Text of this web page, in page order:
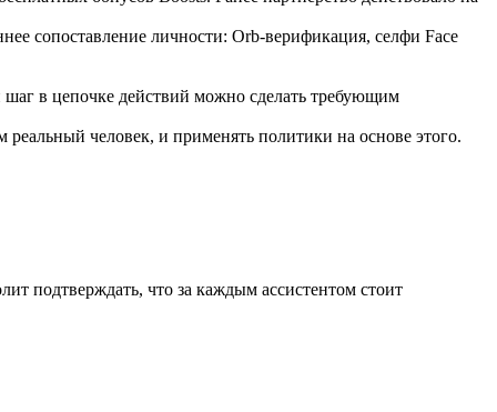
сопоставление личности: Orb-верификация, селфи Face
в цепочке действий можно сделать требующим
человек, и применять политики на основе этого.
подтверждать, что за каждым ассистентом стоит